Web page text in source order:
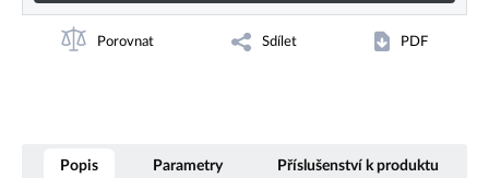
Porovnat Sdílet PDF
Popis Parametry Příslušenství k produktu